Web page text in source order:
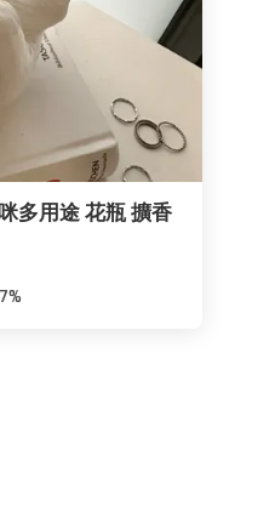
多用途 花瓶 擴香